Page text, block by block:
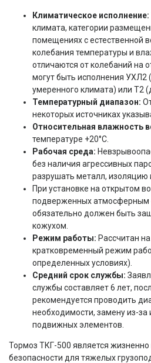
Климатическое исполнение:
климата, категории
помещениях с естественной
колебания температуры и
отличаются от колебаний на
могут быть исполнения УХЛ2
умеренного климата) или Т2
Температурный диапазон:
некоторых источниках
Относительная влажность
температуре +20°C.
Рабочая среда:
без наличия агрессивных
разрушать металл, изоляцию
При установке на открытом
подверженных атмосферным
обязательно должен быть
кожухом.
Режим работы: Рассчитан
кратковременный режим
определенных условиях).
Средний срок службы:
службы составляет 6 лет,
рекомендуется проводить
необходимости, замену из-
подвижных элементов.
Тормоз ТКГ-500 является
безопасности для тяжелых